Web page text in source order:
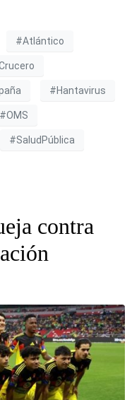
#Atlántico
#Hantavirus
#OMS
#SaludPública
contra